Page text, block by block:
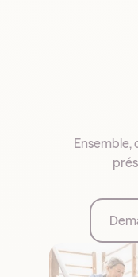
Ensemble,